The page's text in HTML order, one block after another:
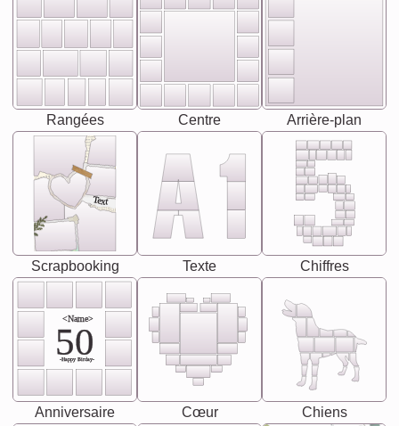
Rangées Centre Arrière-plan
Text
Scrapbooking Texte Chiffres
<Name>
50
-Happy Birday-
Anniversaire Cœur Chiens